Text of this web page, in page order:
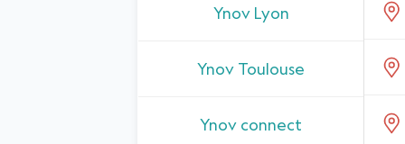
Ynov Lyon
Ynov Toulouse
Ynov connect